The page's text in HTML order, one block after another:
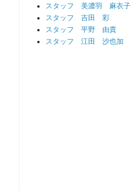
スタッフ 美濃羽 麻衣子
スタッフ 吉田 彩
スタッフ 平野 由貴
スタッフ 江田 沙也加